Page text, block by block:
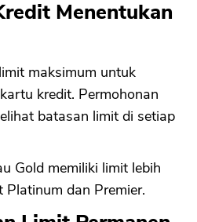
Menentukan
maksimum untuk
kredit. Permohonan
batasan limit di setiap
Gold memiliki limit lebih
dan Premier.